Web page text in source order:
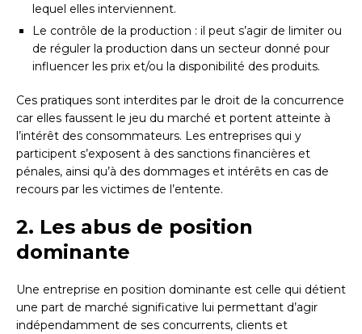
lequel elles interviennent.
Le contrôle de la production : il peut s’agir de limiter ou
de réguler la production dans un secteur donné pour
influencer les prix et/ou la disponibilité des produits.
Ces pratiques sont interdites par le droit de la concurrence
car elles faussent le jeu du marché et portent atteinte à
l’intérêt des consommateurs. Les entreprises qui y
participent s’exposent à des sanctions financières et
pénales, ainsi qu’à des dommages et intérêts en cas de
recours par les victimes de l’entente.
2. Les abus de position
dominante
Une entreprise en position dominante est celle qui détient
une part de marché significative lui permettant d’agir
indépendamment de ses concurrents, clients et